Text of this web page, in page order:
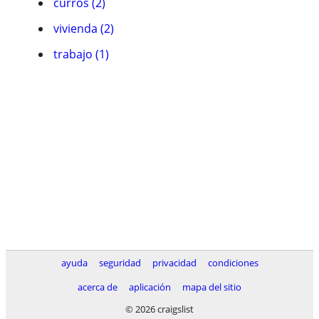
vivienda (2)
trabajo (1)
ayuda seguridad privacidad
condiciones
acerca de
aplicación
mapa del sitio
© 2026 craigslist